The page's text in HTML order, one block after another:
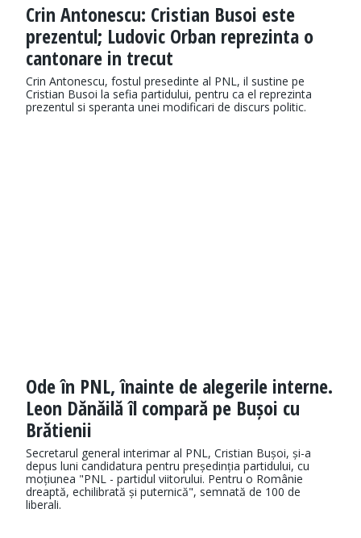
Crin Antonescu: Cristian Busoi este
prezentul; Ludovic Orban reprezinta o
cantonare in trecut
Crin Antonescu, fostul presedinte al PNL, il sustine pe
Cristian Busoi la sefia partidului, pentru ca el reprezinta
prezentul si speranta unei modificari de discurs politic.
Ode în PNL, înainte de alegerile interne.
Leon Dănăilă îl compară pe Bușoi cu
Brătienii
Secretarul general interimar al PNL, Cristian Bușoi, și-a
depus luni candidatura pentru președinția partidului, cu
moțiunea "PNL - partidul viitorului. Pentru o Românie
dreaptă, echilibrată și puternică", semnată de 100 de
liberali.